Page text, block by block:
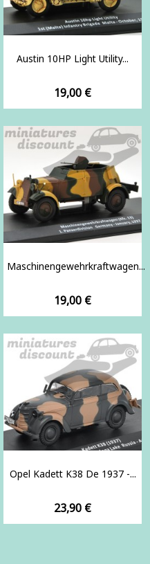
Austin 10HP Light Utility...
Prix
19,00 €
Maschinengewehrkraftwagen...
Prix
19,00 €
Opel Kadett K38 De 1937 -...
Prix
23,90 €